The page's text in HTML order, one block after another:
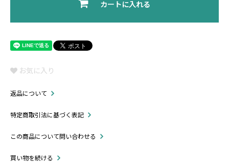
カートに入れる
お気に入り
返品について
特定商取引法に基づく表記
この商品について問い合わせる
買い物を続ける